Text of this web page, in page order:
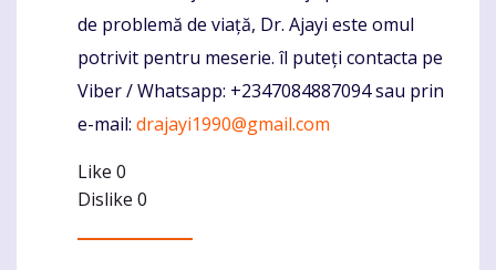
de problemă de viață, Dr. Ajayi este omul
potrivit pentru meserie. îl puteți contacta pe
Viber / Whatsapp: +2347084887094 sau prin
e-mail: drajayi1990@gmail.com
Like 0
Dislike 0